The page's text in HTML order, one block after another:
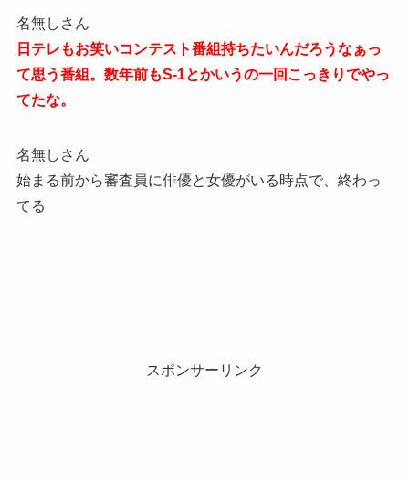
名無しさん
日テレもお笑いコンテスト番組持ちたいんだろうなぁっ
て思う番組。数年前もS-1とかいうの一回こっきりでやっ
てたな。
名無しさん
始まる前から審査員に俳優と女優がいる時点で、終わっ
てる
スポンサーリンク